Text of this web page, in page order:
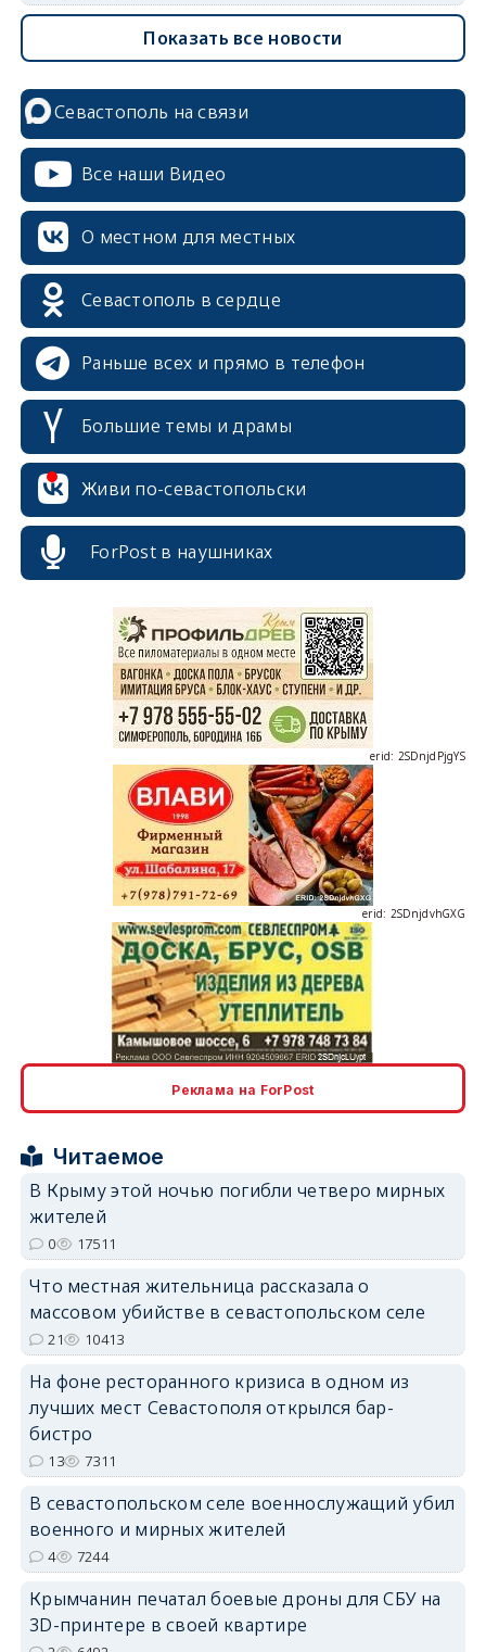
Показать все новости
Севастополь на связи
Все наши Видео
О местном для местных
Севастополь в сердце
Раньше всех и прямо в телефон
Большие темы и драмы
Живи по-севастопольски
ForPost в наушниках
erid: 2SDnjdPjgYS
erid: 2SDnjdvhGXG
erid: 2SDnjcLUypt
erid: 2SDnjdPjgYS
Реклама на ForPost
Читаемое
В Крыму этой ночью погибли четверо мирных
жителей
0 17511
Что местная жительница рассказала о
массовом убийстве в севастопольском селе
21 10413
На фоне ресторанного кризиса в одном из
лучших мест Севастополя открылся бар-
бистро
13 7311
В севастопольском селе военнослужащий убил
военного и мирных жителей
4 7244
Крымчанин печатал боевые дроны для СБУ на
3D-принтере в своей квартире